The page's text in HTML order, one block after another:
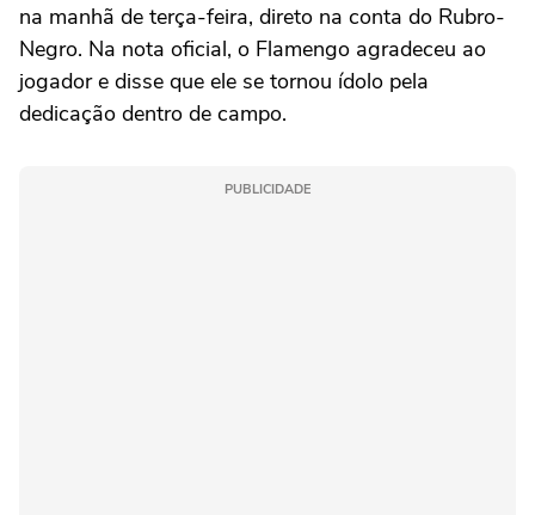
na manhã de terça-feira, direto na conta do Rubro-
Negro. Na nota oficial, o Flamengo agradeceu ao
jogador e disse que ele se tornou ídolo pela
dedicação dentro de campo.
PUBLICIDADE